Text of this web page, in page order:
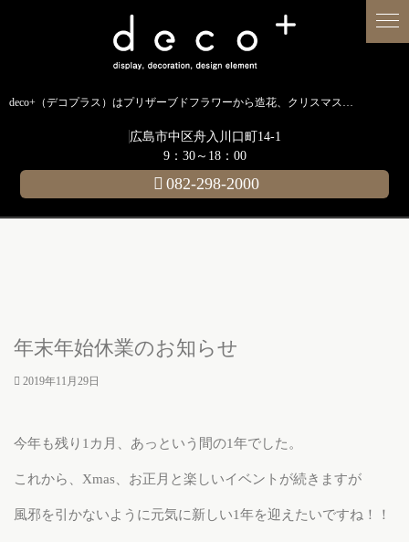
deco+（デコプラス）はプリザーブドフラワーから造花、クリスマス装飾、イルミネーションに至るまで扱う広島のディスプレイ専門ショップです。
広島市中区舟入川口町14-1
9：30～18：00
082-298-2000
年末年始休業のお知らせ
2019年11月29日
今年も残り1カ月、あっという間の1年でした。
これから、Xmas、お正月と楽しいイベントが続きますが
風邪を引かないように元気に新しい1年を迎えたいですね！！